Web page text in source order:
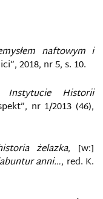
naftowym i
2018, nr 5, s. 10.
Instytucie Historii
nr 1/2013 (46),
żelazka, [w:]
anni…, red. K.